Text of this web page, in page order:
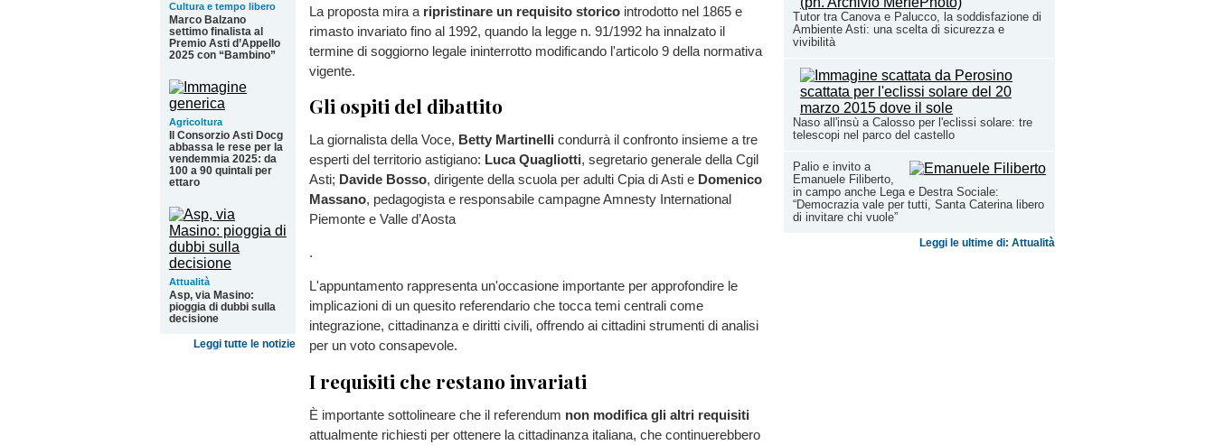
Tutor tra Canova e Palucco, la soddisfazione di
Ambiente Asti: una scelta di sicurezza e
vivibilità
Naso all'insù a Calosso per l'eclissi solare: tre
telescopi nel parco del castello
Palio e invito a
Emanuele Filiberto,
in campo anche Lega e Destra Sociale:
“Democrazia vale per tutti, Santa Caterina libero
di invitare chi vuole”
Leggi le ultime di: Attualità
Cultura e tempo libero
Marco Balzano
settimo finalista al
Premio Asti d’Appello
2025 con “Bambino”
Agricoltura
Il Consorzio Asti Docg
abbassa le rese per la
vendemmia 2025: da
100 a 90 quintali per
ettaro
Attualità
Asp, via Masino:
pioggia di dubbi sulla
decisione
Leggi tutte le notizie
La proposta mira a ripristinare un requisito storico introdotto nel 1865 e
rimasto invariato fino al 1992, quando la legge n. 91/1992 ha innalzato il
termine di soggiorno legale ininterrotto modificando l'articolo 9 della normativa
vigente.
Gli ospiti del dibattito
La giornalista della Voce, Betty Martinelli condurrà il confronto insieme a tre
esperti del territorio astigiano: Luca Quagliotti, segretario generale della Cgil
Asti; Davide Bosso, dirigente della scuola per adulti Cpia di Asti e Domenico
Massano, pedagogista e responsabile campagne Amnesty International
Piemonte e Valle d’Aosta
.
L'appuntamento rappresenta un'occasione importante per approfondire le
implicazioni di un quesito referendario che tocca temi centrali come
integrazione, cittadinanza e diritti civili, offrendo ai cittadini strumenti di analisi
per un voto consapevole.
I requisiti che restano invariati
È importante sottolineare che il referendum non modifica gli altri requisiti
attualmente richiesti per ottenere la cittadinanza italiana, che continuerebbero